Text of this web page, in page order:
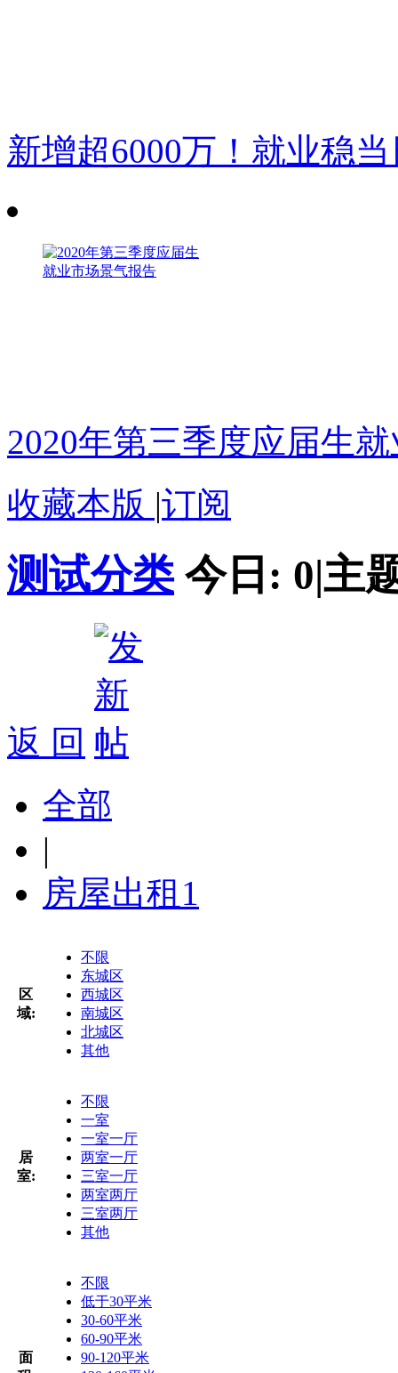
新增超6000万！就业稳
2020年第三季度应届生
收藏本版 |订阅
测试分类 今日: 0|主
返 回
全部
|
房屋出租 1
区
域:
不限
东城区
西城区
南城区
北城区
其他
居
室:
不限
一室
一室一厅
两室一厅
三室一厅
两室两厅
三室两厅
其他
面
不限
低于30平米
30-60平米
60-90平米
90-120平米